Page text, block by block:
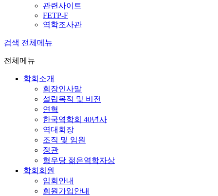
관련사이트
FETP-F
역학조사관
검색 전체메뉴
전체메뉴
학회소개
회장인사말
설립목적 및 비전
연혁
한국역학회 40년사
역대회장
조직 및 임원
정관
형우당 젊은역학자상
학회회원
입회안내
회원가입안내